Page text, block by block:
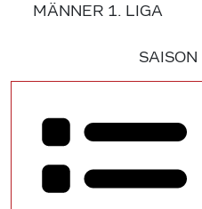
MÄNNER 1. LIGA
SAISON